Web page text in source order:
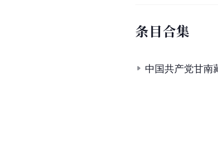
条目合集
中国共产党甘南